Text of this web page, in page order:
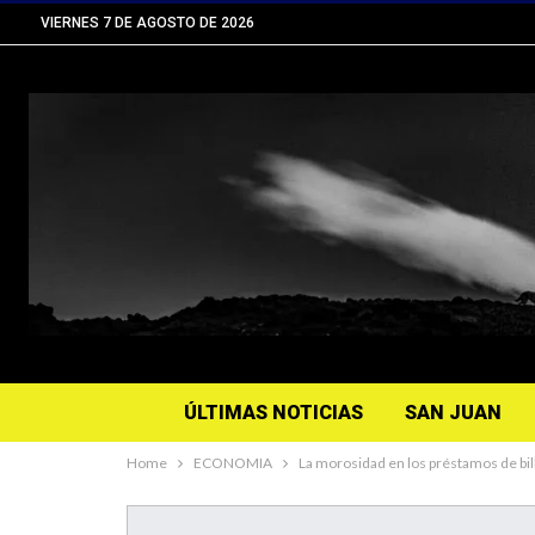
VIERNES 7 DE AGOSTO DE 2026
ÚLTIMAS NOTICIAS SAN JUAN
Home ECONOMIA La morosidad en los préstamos de